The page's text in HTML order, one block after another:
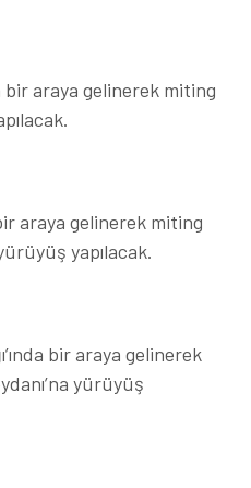
bir araya gelinerek miting
araya gelinerek miting
yapılacak.
bir araya gelinerek
yürüyüş